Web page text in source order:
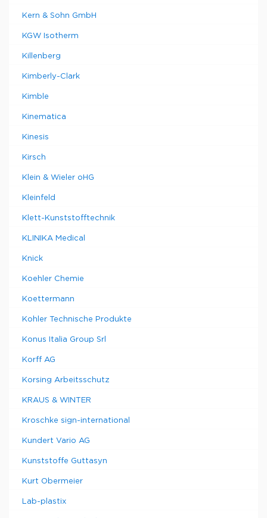
Kern & Sohn GmbH
KGW Isotherm
Killenberg
Kimberly-Clark
Kimble
Kinematica
Kinesis
Kirsch
Klein & Wieler oHG
Kleinfeld
Klett-Kunststofftechnik
KLINIKA Medical
Knick
Koehler Chemie
Koettermann
Kohler Technische Produkte
Konus Italia Group Srl
Korff AG
Korsing Arbeitsschutz
KRAUS & WINTER
Kroschke sign-international
Kundert Vario AG
Kunststoffe Guttasyn
Kurt Obermeier
Lab-plastix